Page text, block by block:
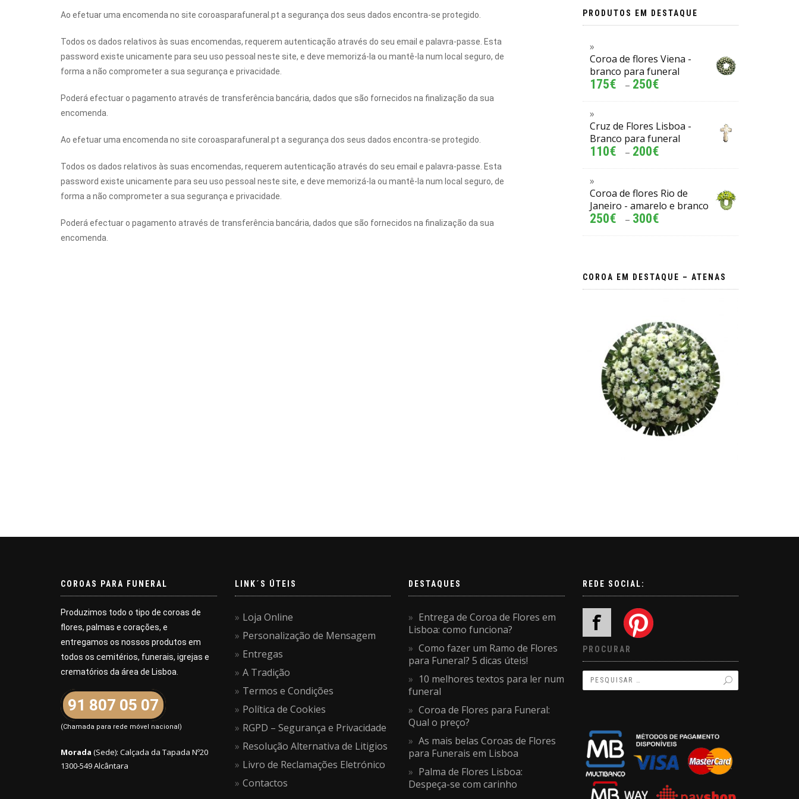
Ao efetuar uma encomenda no site coroasparafuneral.pt a segurança dos seus dados encontra-se protegido.
Todos os dados relativos às suas encomendas, requerem autenticação através do seu email e palavra-passe. Esta
password existe unicamente para seu uso pessoal neste site, e deve memorizá-la ou mantê-la num local seguro, de
forma a não comprometer a sua segurança e privacidade.
Poderá efectuar o pagamento através de transferência bancária, dados que são fornecidos na finalização da sua
encomenda.
Ao efetuar uma encomenda no site coroasparafuneral.pt a segurança dos seus dados encontra-se protegido.
Todos os dados relativos às suas encomendas, requerem autenticação através do seu email e palavra-passe. Esta
password existe unicamente para seu uso pessoal neste site, e deve memorizá-la ou mantê-la num local seguro, de
forma a não comprometer a sua segurança e privacidade.
Poderá efectuar o pagamento através de transferência bancária, dados que são fornecidos na finalização da sua
encomenda.
PRODUTOS EM DESTAQUE
Coroa de flores Viena -
branco para funeral
175€ – 250€
Cruz de Flores Lisboa -
Branco para funeral
110€ – 200€
Coroa de flores Rio de
Janeiro - amarelo e branco
250€ – 300€
COROA EM DESTAQUE – ATENAS
COROAS PARA FUNERAL
Produzimos todo o tipo de coroas de
flores, palmas e corações, e
entregamos os nossos produtos em
todos os cemitérios, funerais, igrejas e
crematórios da área de Lisboa.
91 807 05 07
(Chamada para rede móvel nacional)
Morada (Sede): Calçada da Tapada Nº20
1300-549 Alcântara
LINK´S ÚTEIS
Loja Online
Personalização de Mensagem
Entregas
A Tradição
Termos e Condições
Política de Cookies
RGPD – Segurança e Privacidade
Resolução Alternativa de Litigios
Livro de Reclamações Eletrónico
Contactos
DESTAQUES
Entrega de Coroa de Flores em
Lisboa: como funciona?
Como fazer um Ramo de Flores
para Funeral? 5 dicas úteis!
10 melhores textos para ler num
funeral
Coroa de Flores para Funeral:
Qual o preço?
As mais belas Coroas de Flores
para Funerais em Lisboa
Palma de Flores Lisboa:
Despeça-se com carinho
REDE SOCIAL:
PROCURAR